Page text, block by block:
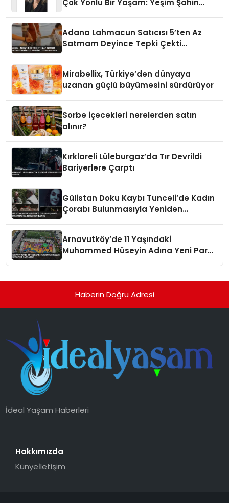
Adana Lahmacun Satıcısı 5’ten Az
Satmam Deyince Tepki Çekti
Mirabellix, Türkiye’den dünyaya
uzanan güçlü büyümesini sürdürüyor
Sorbe içecekleri nerelerden satın
alınır?
Kırklareli Lüleburgaz’da Tır Devrildi
Bariyerlere Çarptı
Gülistan Doku Kaybı Tunceli’de Kadın
Çorabı Bulunmasıyla Yeniden
Arnavutköy’de 11 Yaşındaki
Muhammed Hüseyin Adına Yeni Park
Haberin Doğru Adresi
İdeal Yaşam Haberleri
Hakkımızda
Künyeİletişim